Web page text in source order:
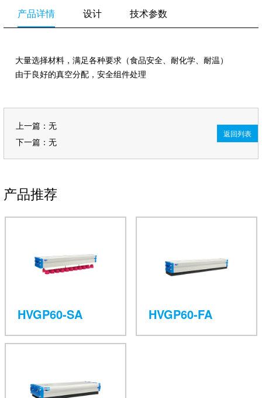
产品详情 设计 技术参数
大量选择材料，满足各种要求（食品安全、耐化学、耐温）
由于良好的真空分配，安全组件处理
上一篇：无
下一篇：无
返回列表
产品推荐
HVGP60-SA HVGP60-FA